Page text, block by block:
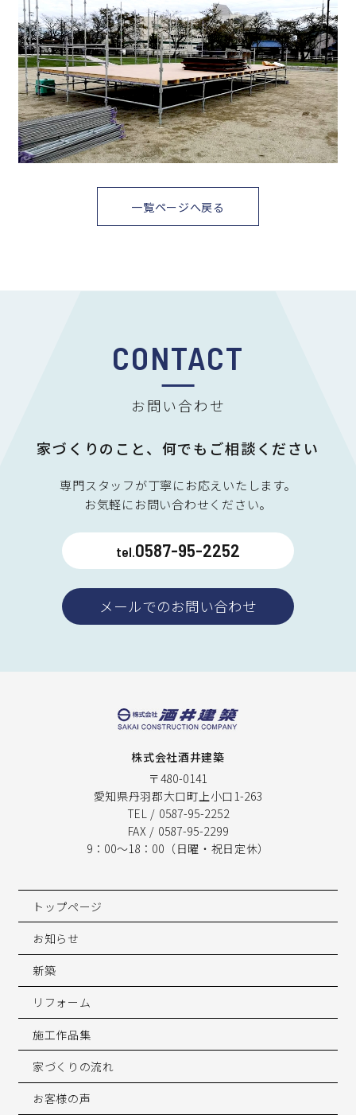
一覧ページへ戻る
お問い合わせ
家づくりのこと、何でもご相談ください
専門スタッフが丁寧にお応えいたします。
お気軽にお問い合わせください。
tel.0587-95-2252
メールでのお問い合わせ
株式会社酒井建築
〒480-0141
愛知県丹羽郡大口町上小口1-263
TEL / 0587-95-2252
FAX / 0587-95-2299
9：00〜18：00（日曜・祝日定休）
トップページ
お知らせ
新築
リフォーム
施工作品集
家づくりの流れ
お客様の声